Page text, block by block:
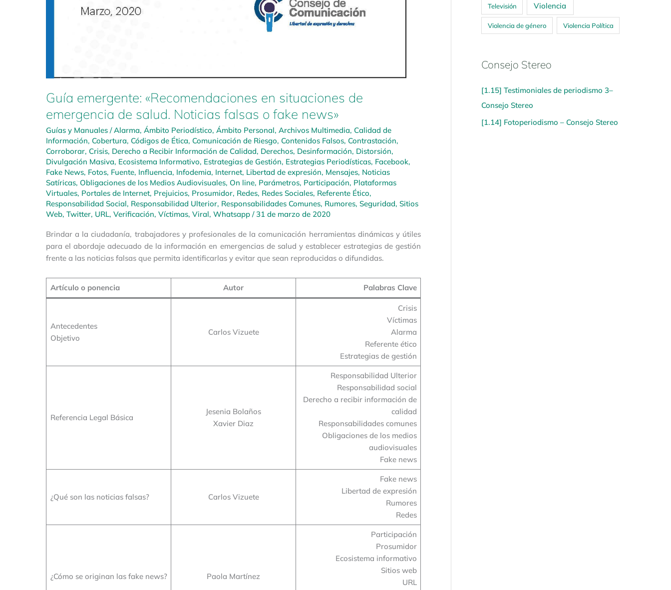
Guía emergente: «Recomendaciones en situaciones de
emergencia de salud. Noticias falsas o fake news»
Guías y Manuales /Alarma, Ámbito Periodístico, Ámbito Personal, Archivos Multimedia, Calidad de
Información, Cobertura, Códigos de Ética, Comunicación de Riesgo, Contenidos Falsos, Contrastación,
Corroborar, Crisis, Derecho a Recibir Información de Calidad, Derechos, Desinformación, Distorsión,
Divulgación Masiva, Ecosistema Informativo, Estrategias de Gestión, Estrategias Periodísticas, Facebook,
Fake News, Fotos, Fuente, Influencia, Infodemia, Internet, Libertad de expresión, Mensajes, Noticias
Satíricas, Obligaciones de los Medios Audiovisuales, On line, Parámetros, Participación, Plataformas
Virtuales, Portales de Internet, Prejuicios, Prosumidor, Redes, Redes Sociales, Referente Ético,
Responsabilidad Social, Responsabilidad Ulterior, Responsabilidades Comunes, Rumores, Seguridad, Sitios
Web, Twitter, URL, Verificación, Víctimas, Viral, Whatsapp /31 de marzo de 2020
Brindar a la ciudadanía, trabajadores y profesionales de la comunicación herramientas dinámicas y útiles
para el abordaje adecuado de la información en emergencias de salud y establecer estrategias de gestión
frente a las noticias falsas que permita identificarlas y evitar que sean reproducidas o difundidas.
Artículo o ponencia Autor Palabras Clave
Antecedentes
Objetivo
Carlos Vizuete
Crisis
Víctimas
Alarma
Referente ético
Estrategias de gestión
Referencia Legal Básica
Jesenia Bolaños
Xavier Diaz
Responsabilidad Ulterior
Responsabilidad social
Derecho a recibir información de
calidad
Responsabilidades comunes
Obligaciones de los medios
audiovisuales
Fake news
¿Qué son las noticias falsas? Carlos Vizuete
Fake news
Libertad de expresión
Rumores
Redes
¿Cómo se originan las fake news? Paola Martínez
Participación
Prosumidor
Ecosistema informativo
Sitios web
URL
Televisión Violencia
Violencia de género Violencia Política
Consejo Stereo
[1.15] Testimoniales de periodismo 3–
Consejo Stereo
[1.14] Fotoperiodismo – Consejo Stereo